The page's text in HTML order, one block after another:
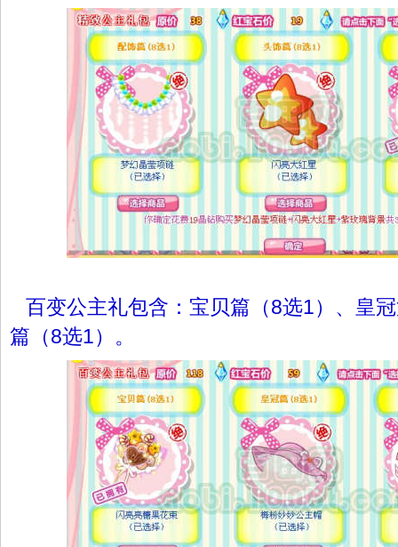
百变公主礼包含：宝贝篇（8选1）、皇
篇（8选1）。